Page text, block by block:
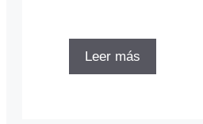
Leer más